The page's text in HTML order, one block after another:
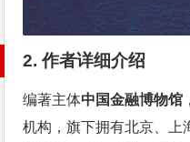
2. 作者详细介绍
编著主体中国金融博物馆
机构，旗下拥有北京、上